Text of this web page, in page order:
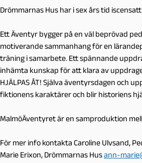
Drömmarnas Hus har i sex års tid
Ett Äventyr bygger på en väl beprövad
motiverande sammanhang för en
träning i samarbete. Ett spännande
inhämta kunskap för att klara av
HJÄLPAS ÅT! Själva äventyrsdagen och
fiktionens karaktärer och blir historiens
MalmöÄventyret är en samproduktion
För mer info kontakta Caroline Ulvsand,
Marie Erixon, Drömmarnas Husann-